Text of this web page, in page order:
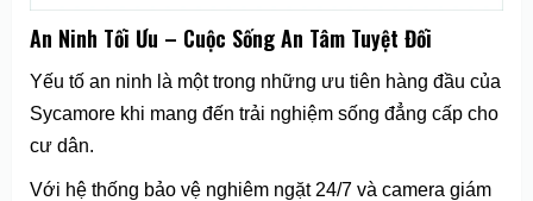
An Ninh Tối Ưu – Cuộc Sống An Tâm Tuyệt Đối
Yếu tố an ninh là một trong những ưu tiên hàng đầu của
Sycamore khi mang đến trải nghiệm sống đẳng cấp cho
cư dân.
Với hệ thống bảo vệ nghiêm ngặt 24/7 và camera giám